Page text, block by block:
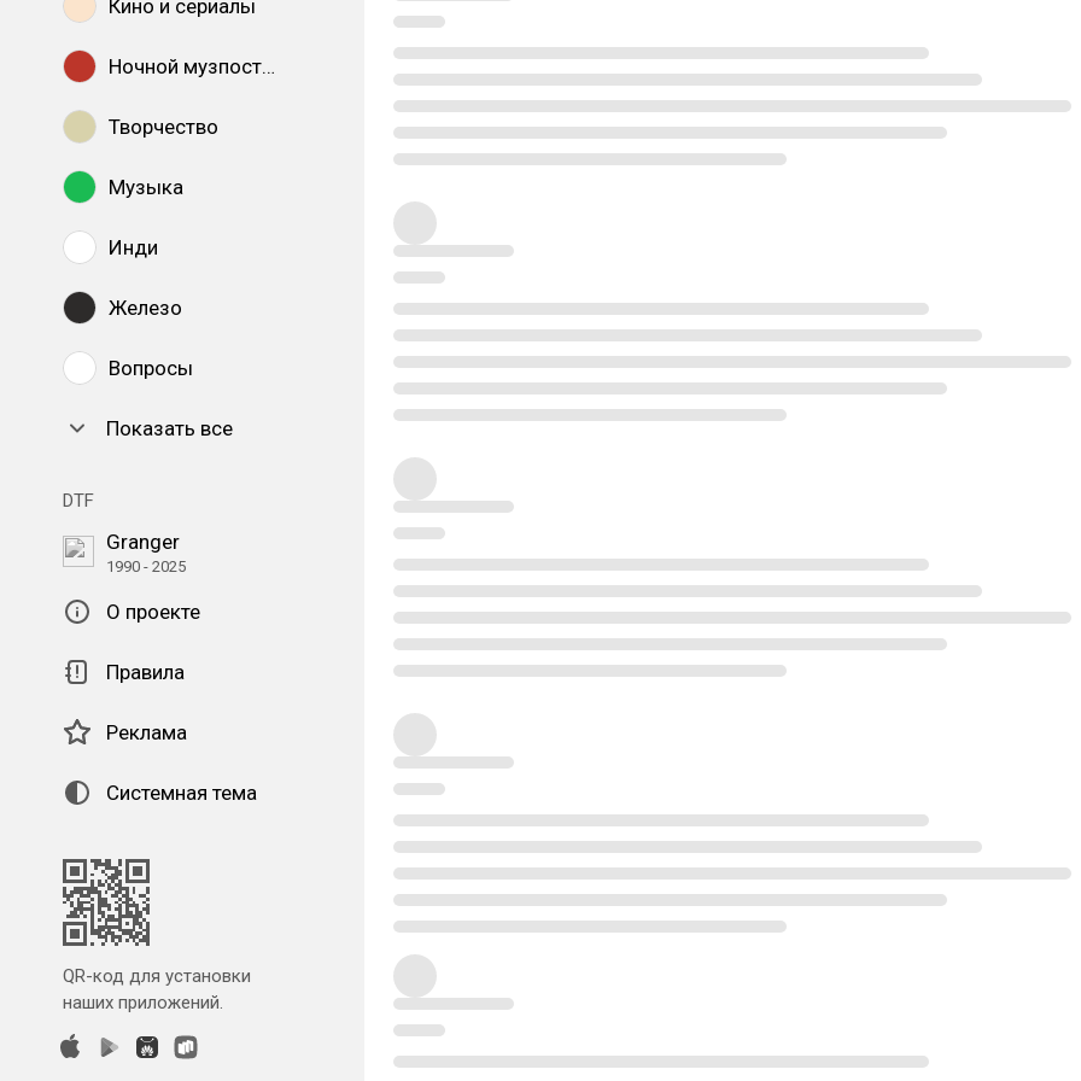
Кино и сериалы
Ночной музпостинг
Творчество
Музыка
Инди
Железо
Вопросы
Показать все
DTF
Granger
1990 - 2025
О проекте
Правила
Реклама
Системная тема
QR-код для установки
наших приложений.